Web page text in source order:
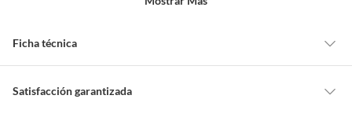
Ficha técnica
Marca
Satisfacción garantizada